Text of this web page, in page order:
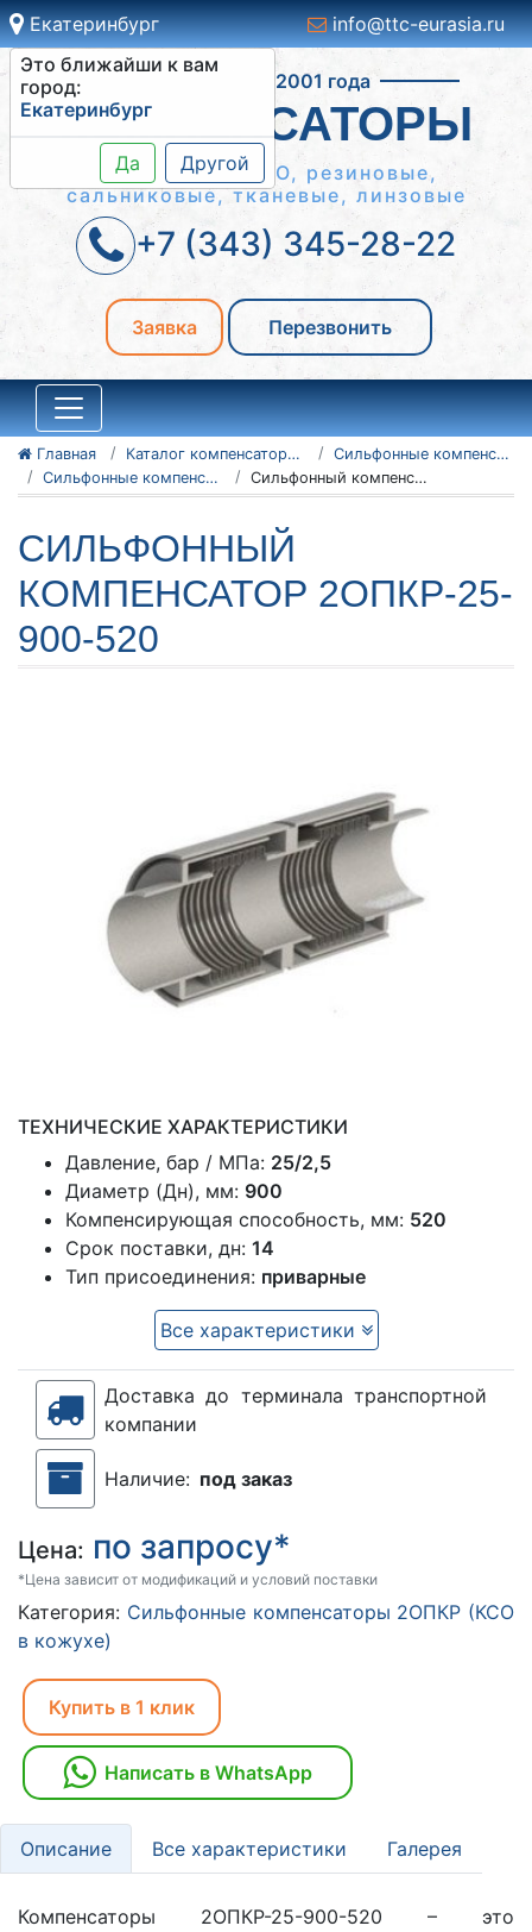
Екатеринбург
Это ближайши к вам
город:
Екатеринбург
Да Другой
info@ttc-eurasia.ru
Работаем с 2001 года
КОМПЕНСАТОРЫ
Сильфонные КСО, резиновые,
сальниковые, тканевые, линзовые
+7 (343) 345-28-22
Заявка Перезвонить
Главная Каталог компенсаторов
Сильфонные компенсаторы
Сильфонные компенсаторы 2ОПКР (КСО в кожухе)
Сильфонный компенсатор 2ОПКР-25-900-520
СИЛЬФОННЫЙ
КОМПЕНСАТОР 2ОПКР-25-
900-520
ТЕХНИЧЕСКИЕ ХАРАКТЕРИСТИКИ
Давление, бар / МПа: 25/2,5
Диаметр (Дн), мм: 900
Компенсирующая способность, мм: 520
Срок поставки, дн: 14
Тип присоединения: приварные
Все характеристики
Доставка до терминала транспортной
компании
Наличие: под заказ
Цена: по запросу*
*Цена зависит от модификаций и условий поставки
Категория: Сильфонные компенсаторы 2ОПКР (КСО
в кожухе)
Купить в 1 клик
Написать в WhatsApp
Описание Все характеристики Галерея
Компенсаторы 2ОПКР-25-900-520 – это